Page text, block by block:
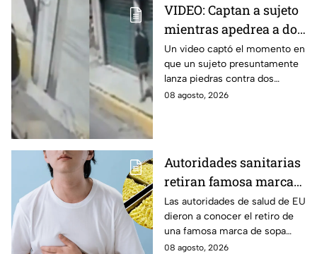
VIDEO: Captan a sujeto
mientras apedrea a dos
jóvenes en plena calle
en Calpulalpan,
Tlaxcala
Un video captó el momento en
que un sujeto presuntamente
lanza piedras contra dos
jóvenes en el periférico de
08 agosto, 2026
Autoridades sanitarias
retiran famosa marca
de sopa INSTANTÁNEA
por peligroso
ingrediente
Las autoridades de salud de EU
dieron a conocer el retiro de
una famosa marca de sopa
instantánea japonesa por
08 agosto, 2026